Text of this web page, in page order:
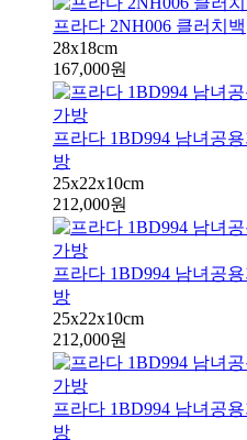
프라다 2NH006 클러치백
28x18cm
167,000원
프라다 1BD994 남녀공
방
25x22x10cm
212,000원
프라다 1BD994 남녀공
방
25x22x10cm
212,000원
프라다 1BD994 남녀공
방